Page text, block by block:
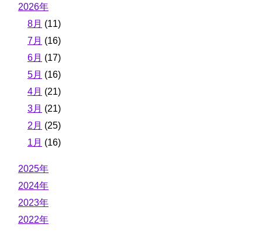
2026年
8月 (11)
7月 (16)
6月 (17)
5月 (16)
4月 (21)
3月 (21)
2月 (25)
1月 (16)
2025年
2024年
2023年
2022年